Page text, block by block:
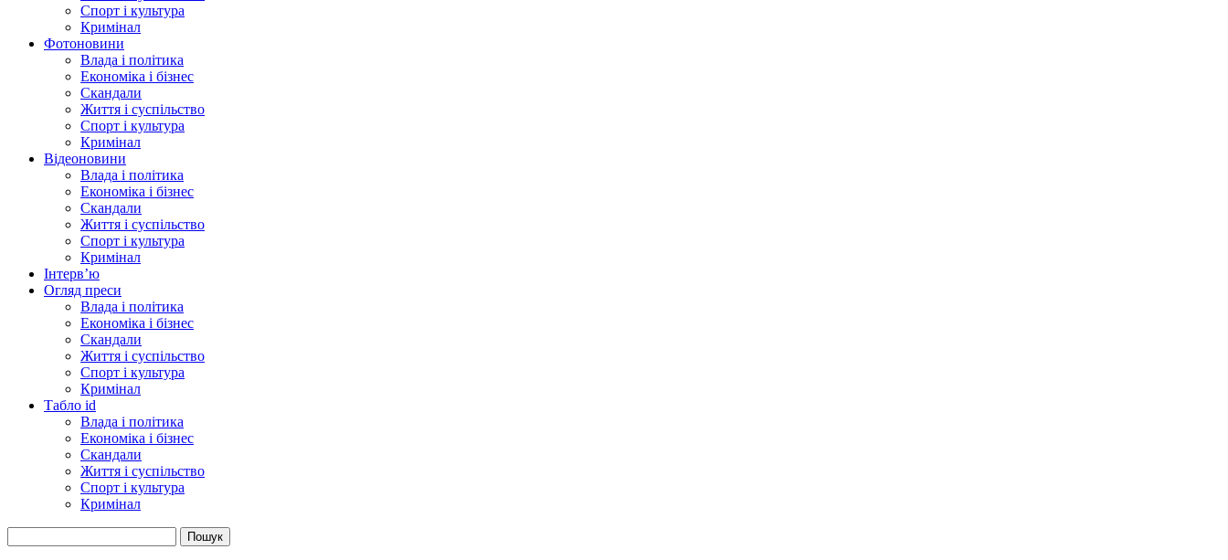
Спорт і культура
Кримінал
Фотоновини
Влада і політика
Економіка і бізнес
Скандали
Життя і суспільство
Спорт і культура
Кримінал
Відеоновини
Влада і політика
Економіка і бізнес
Скандали
Життя і суспільство
Спорт і культура
Кримінал
Інтерв’ю
Огляд преси
Влада і політика
Економіка і бізнес
Скандали
Життя і суспільство
Спорт і культура
Кримінал
Табло id
Влада і політика
Економіка і бізнес
Скандали
Життя і суспільство
Спорт і культура
Кримінал